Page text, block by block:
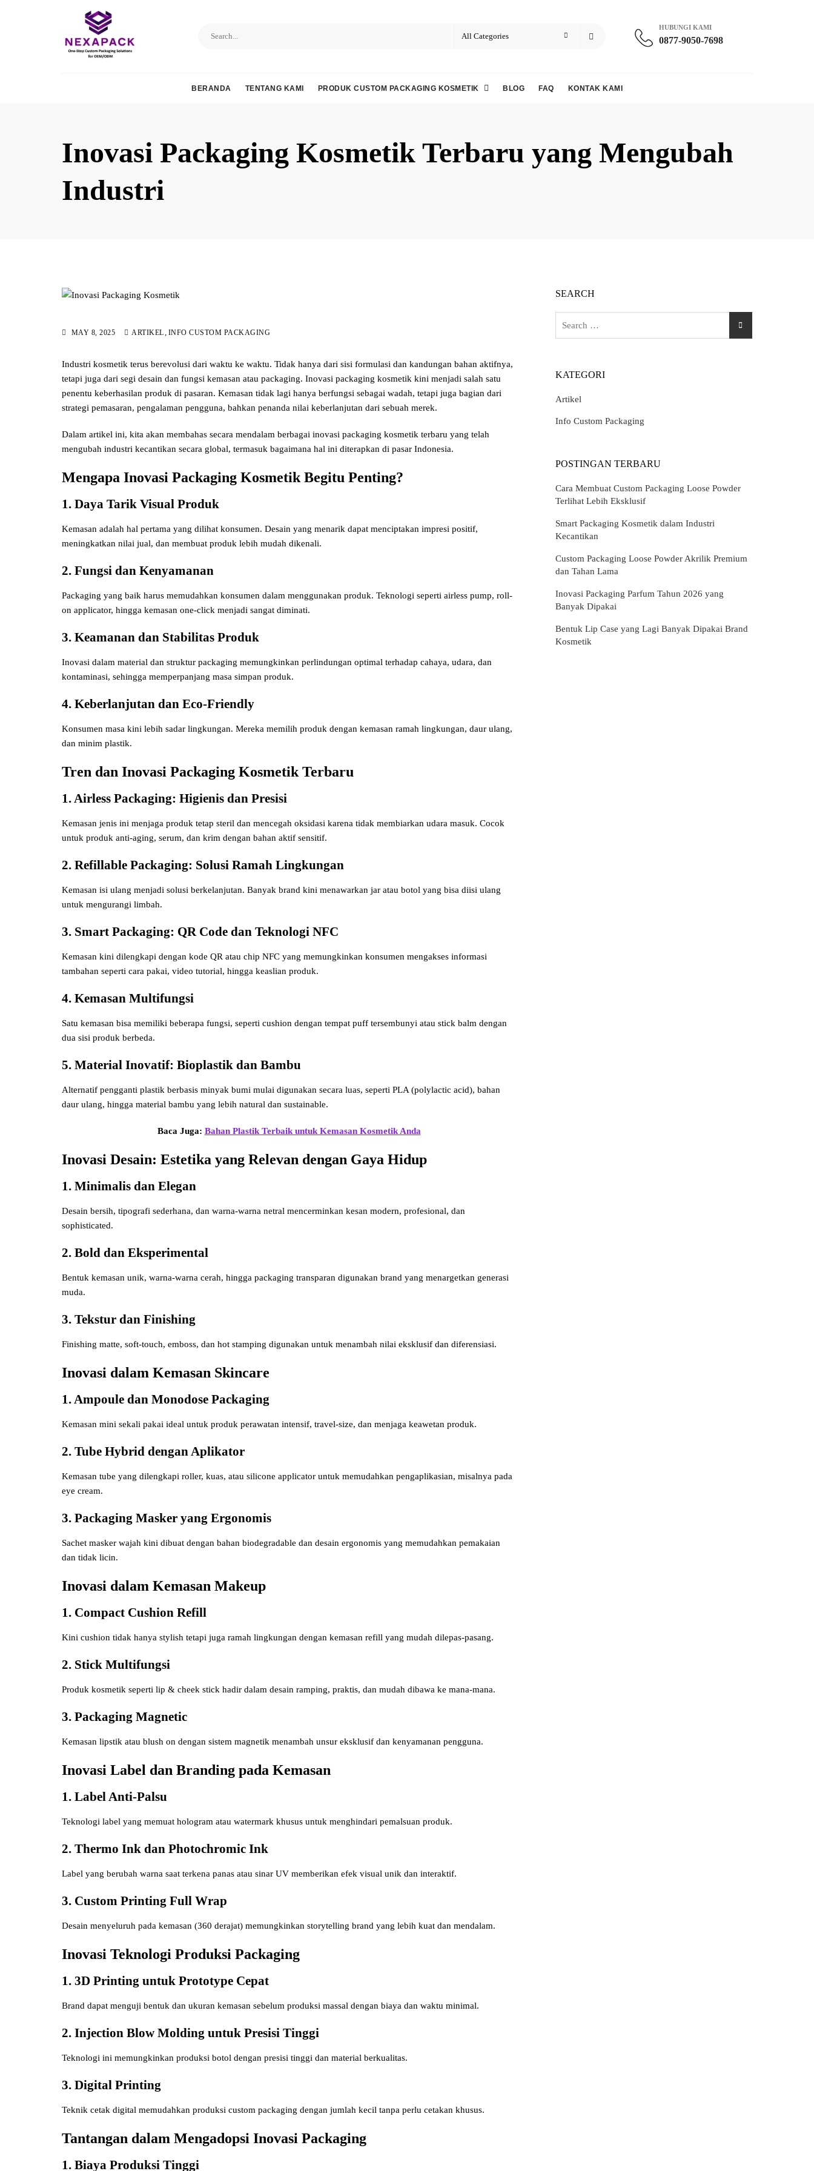
HUBUNGI KAMI
0877-9050-7698
BERANDA TENTANG KAMI PRODUK CUSTOM PACKAGING KOSMETIK BLOG FAQ KONTAK KAMI
Inovasi Packaging Kosmetik Terbaru yang Mengubah
Industri
MAY 8, 2025 ARTIKEL, INFO CUSTOM PACKAGING
Industri kosmetik terus berevolusi dari waktu ke waktu. Tidak hanya dari sisi formulasi dan kandungan bahan aktifnya,
tetapi juga dari segi desain dan fungsi kemasan atau packaging. Inovasi packaging kosmetik kini menjadi salah satu
penentu keberhasilan produk di pasaran. Kemasan tidak lagi hanya berfungsi sebagai wadah, tetapi juga bagian dari
strategi pemasaran, pengalaman pengguna, bahkan penanda nilai keberlanjutan dari sebuah merek.
Dalam artikel ini, kita akan membahas secara mendalam berbagai inovasi packaging kosmetik terbaru yang telah
mengubah industri kecantikan secara global, termasuk bagaimana hal ini diterapkan di pasar Indonesia.
Mengapa Inovasi Packaging Kosmetik Begitu Penting?
1. Daya Tarik Visual Produk
Kemasan adalah hal pertama yang dilihat konsumen. Desain yang menarik dapat menciptakan impresi positif,
meningkatkan nilai jual, dan membuat produk lebih mudah dikenali.
2. Fungsi dan Kenyamanan
Packaging yang baik harus memudahkan konsumen dalam menggunakan produk. Teknologi seperti airless pump, roll-
on applicator, hingga kemasan one-click menjadi sangat diminati.
3. Keamanan dan Stabilitas Produk
Inovasi dalam material dan struktur packaging memungkinkan perlindungan optimal terhadap cahaya, udara, dan
kontaminasi, sehingga memperpanjang masa simpan produk.
4. Keberlanjutan dan Eco-Friendly
Konsumen masa kini lebih sadar lingkungan. Mereka memilih produk dengan kemasan ramah lingkungan, daur ulang,
dan minim plastik.
Tren dan Inovasi Packaging Kosmetik Terbaru
1. Airless Packaging: Higienis dan Presisi
Kemasan jenis ini menjaga produk tetap steril dan mencegah oksidasi karena tidak membiarkan udara masuk. Cocok
untuk produk anti-aging, serum, dan krim dengan bahan aktif sensitif.
2. Refillable Packaging: Solusi Ramah Lingkungan
Kemasan isi ulang menjadi solusi berkelanjutan. Banyak brand kini menawarkan jar atau botol yang bisa diisi ulang
untuk mengurangi limbah.
3. Smart Packaging: QR Code dan Teknologi NFC
Kemasan kini dilengkapi dengan kode QR atau chip NFC yang memungkinkan konsumen mengakses informasi
tambahan seperti cara pakai, video tutorial, hingga keaslian produk.
4. Kemasan Multifungsi
Satu kemasan bisa memiliki beberapa fungsi, seperti cushion dengan tempat puff tersembunyi atau stick balm dengan
dua sisi produk berbeda.
5. Material Inovatif: Bioplastik dan Bambu
Alternatif pengganti plastik berbasis minyak bumi mulai digunakan secara luas, seperti PLA (polylactic acid), bahan
daur ulang, hingga material bambu yang lebih natural dan sustainable.
Baca Juga: Bahan Plastik Terbaik untuk Kemasan Kosmetik Anda
Inovasi Desain: Estetika yang Relevan dengan Gaya Hidup
1. Minimalis dan Elegan
Desain bersih, tipografi sederhana, dan warna-warna netral mencerminkan kesan modern, profesional, dan
sophisticated.
2. Bold dan Eksperimental
Bentuk kemasan unik, warna-warna cerah, hingga packaging transparan digunakan brand yang menargetkan generasi
muda.
3. Tekstur dan Finishing
Finishing matte, soft-touch, emboss, dan hot stamping digunakan untuk menambah nilai eksklusif dan diferensiasi.
Inovasi dalam Kemasan Skincare
1. Ampoule dan Monodose Packaging
Kemasan mini sekali pakai ideal untuk produk perawatan intensif, travel-size, dan menjaga keawetan produk.
2. Tube Hybrid dengan Aplikator
Kemasan tube yang dilengkapi roller, kuas, atau silicone applicator untuk memudahkan pengaplikasian, misalnya pada
eye cream.
3. Packaging Masker yang Ergonomis
Sachet masker wajah kini dibuat dengan bahan biodegradable dan desain ergonomis yang memudahkan pemakaian
dan tidak licin.
Inovasi dalam Kemasan Makeup
1. Compact Cushion Refill
Kini cushion tidak hanya stylish tetapi juga ramah lingkungan dengan kemasan refill yang mudah dilepas-pasang.
2. Stick Multifungsi
Produk kosmetik seperti lip & cheek stick hadir dalam desain ramping, praktis, dan mudah dibawa ke mana-mana.
3. Packaging Magnetic
Kemasan lipstik atau blush on dengan sistem magnetik menambah unsur eksklusif dan kenyamanan pengguna.
Inovasi Label dan Branding pada Kemasan
1. Label Anti-Palsu
Teknologi label yang memuat hologram atau watermark khusus untuk menghindari pemalsuan produk.
2. Thermo Ink dan Photochromic Ink
Label yang berubah warna saat terkena panas atau sinar UV memberikan efek visual unik dan interaktif.
3. Custom Printing Full Wrap
Desain menyeluruh pada kemasan (360 derajat) memungkinkan storytelling brand yang lebih kuat dan mendalam.
Inovasi Teknologi Produksi Packaging
1. 3D Printing untuk Prototype Cepat
Brand dapat menguji bentuk dan ukuran kemasan sebelum produksi massal dengan biaya dan waktu minimal.
2. Injection Blow Molding untuk Presisi Tinggi
Teknologi ini memungkinkan produksi botol dengan presisi tinggi dan material berkualitas.
3. Digital Printing
Teknik cetak digital memudahkan produksi custom packaging dengan jumlah kecil tanpa perlu cetakan khusus.
Tantangan dalam Mengadopsi Inovasi Packaging
1. Biaya Produksi Tinggi
SEARCH
KATEGORI
Artikel
Info Custom Packaging
POSTINGAN TERBARU
Cara Membuat Custom Packaging Loose Powder
Terlihat Lebih Eksklusif
Smart Packaging Kosmetik dalam Industri
Kecantikan
Custom Packaging Loose Powder Akrilik Premium
dan Tahan Lama
Inovasi Packaging Parfum Tahun 2026 yang
Banyak Dipakai
Bentuk Lip Case yang Lagi Banyak Dipakai Brand
Kosmetik